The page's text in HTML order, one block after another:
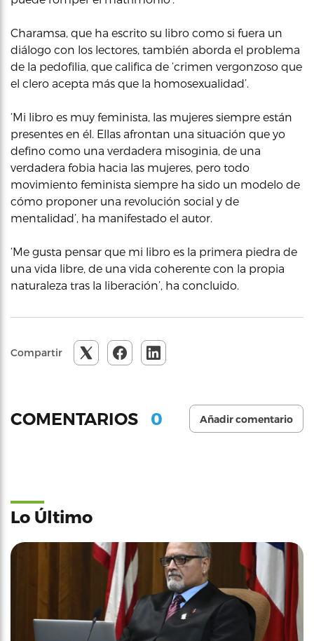
Charamsa, que ha escrito su libro como si fuera un
diálogo con los lectores, también aborda el problema
de la pedofilia, que califica de ‘crimen vergonzoso que
el clero acepta más que la homosexualidad’.
‘Mi libro es muy feminista, las mujeres siempre están
presentes en él. Ellas afrontan una situación que yo
defino como una verdadera misoginia, de una
verdadera fobia hacia las mujeres, pero todo
movimiento feminista siempre ha sido un modelo de
cómo proponer una revolución social y de
mentalidad’, ha manifestado el autor.
‘Me gusta pensar que mi libro es la primera piedra de
una vida libre, de una vida coherente con la propia
naturaleza tras la liberación’, ha concluido.
Compartir
COMENTARIOS 0 Añadir comentario
Lo Último